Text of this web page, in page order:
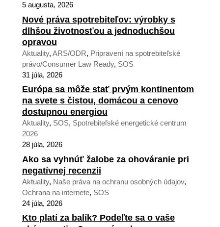
5 augusta, 2026
Nové práva spotrebiteľov: výrobky s
dlhšou životnosťou a jednoduchšou
opravou
Aktuality, ARS/ODR, Pripravení na spotrebiteľské
právo/Consumer Law Ready, SOS
31 júla, 2026
Európa sa môže stať prvým kontinentom
na svete s čistou, domácou a cenovo
dostupnou energiou
Aktuality, SOS, Spotrebiteľské energetické centrum
2026
28 júla, 2026
Ako sa vyhnúť žalobe za ohováranie pri
negatívnej recenzii
Aktuality, Naše práva na ochranu osobných údajov,
Ochrana na internete, SOS
24 júla, 2026
Kto platí za balík? Podeľte sa o vaše